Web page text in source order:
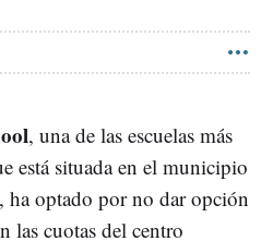
, una de las escuelas más
está situada en el municipio
, ha optado por no dar opción
las cuotas del centro